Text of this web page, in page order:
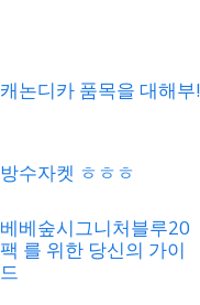
캐논디카 품목을 대해부!
방수자켓 ㅎㅎㅎ
베베숲시그니처블루20
팩 를 위한 당신의 가이
드